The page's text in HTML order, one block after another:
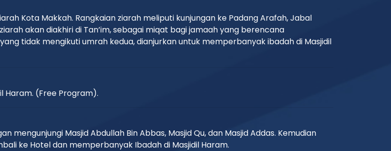
Kota Makkah. Rangkaian ziarah meliputi kunjungan ke Padang Arafah, Jabal
akan diakhiri di Tan’im, sebagai miqat bagi jamaah yang berencana
tidak mengikuti umrah kedua, dianjurkan untuk memperbanyak ibadah di Masjidil
Haram. (Free Program).
mengunjungi Masjid Abdullah Bin Abbas, Masjid Qu, dan Masjid Addas. Kemudian
ke Hotel dan memperbanyak Ibadah di Masjidil Haram.